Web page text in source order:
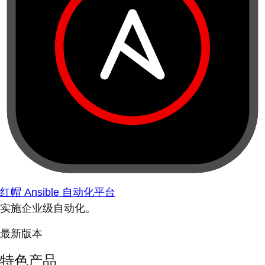
红帽 Ansible 自动化平台
实施企业级自动化。
最新版本
特色产品